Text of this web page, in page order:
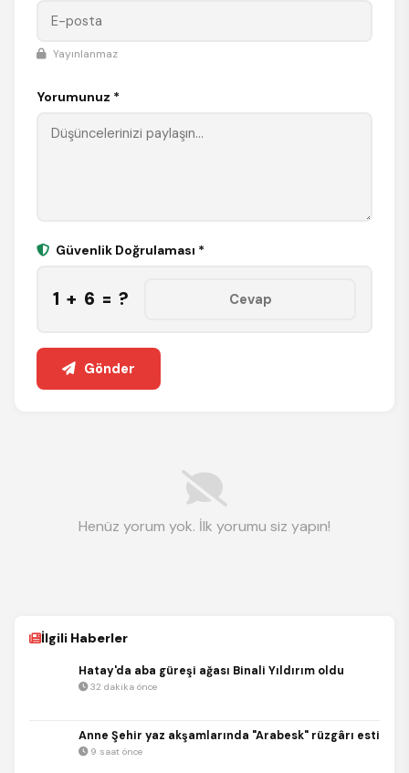
Yayınlanmaz
Yorumunuz *
Güvenlik Doğrulaması *
1 + 6 = ?
Gönder
Henüz yorum yok. İlk yorumu siz yapın!
İlgili Haberler
Hatay'da aba güreşi ağası Binali Yıldırım oldu
32 dakika önce
Anne Şehir yaz akşamlarında "Arabesk" rüzgârı esti
9 saat önce